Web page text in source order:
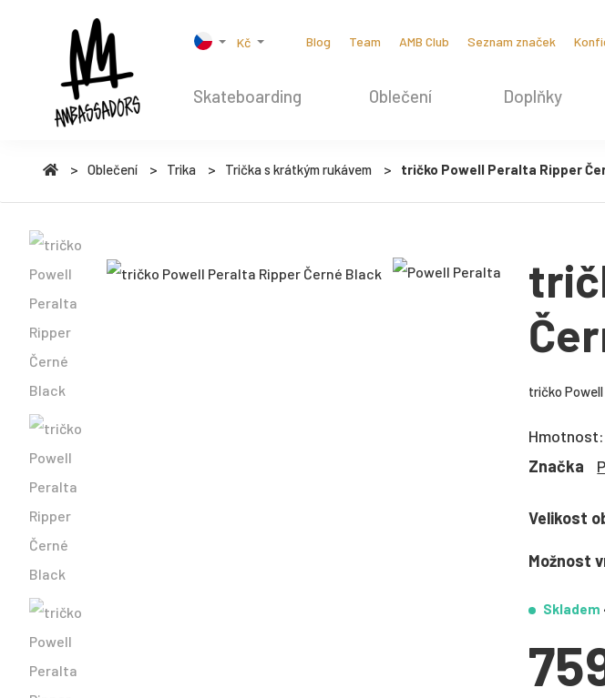
Kč Blog Team AMB Club Seznam značek
Skateboarding Oblečení Doplňky
Oblečení Trika Trička s krátkým rukávem tričko Powell Peralta Ripper
tričko
Hmotnost:
Značka
Velikost
Možnost
Skladem